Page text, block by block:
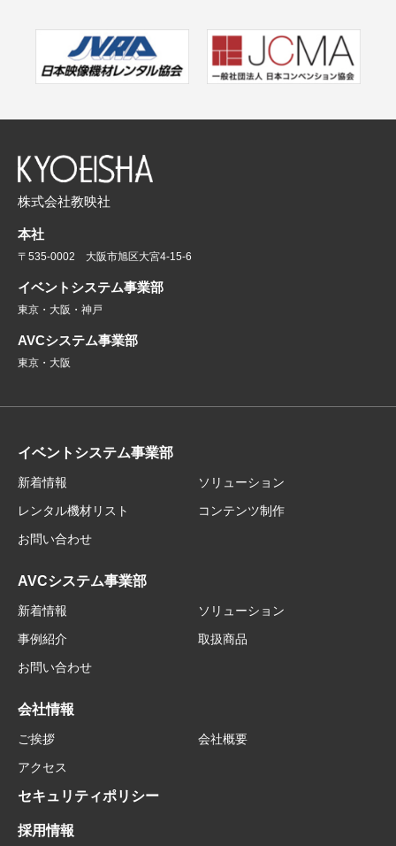
株式会社教映社
本社
〒535-0002 大阪市旭区大宮4-15-6
イベントシステム事業部
東京・大阪・神戸
AVCシステム事業部
東京・大阪
イベントシステム事業部
新着情報
ソリューション
レンタル機材リスト
コンテンツ制作
お問い合わせ
AVCシステム事業部
新着情報
ソリューション
事例紹介
取扱商品
お問い合わせ
会社情報
ご挨拶
会社概要
アクセス
セキュリティポリシー
採用情報